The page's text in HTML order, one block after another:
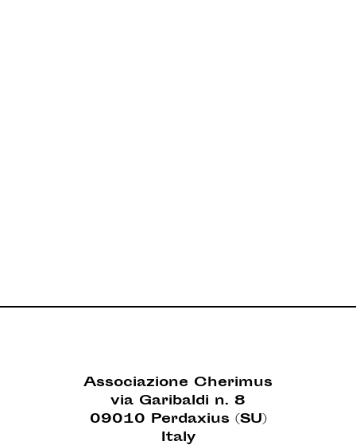
Associazione Cherimus
via Garibaldi n. 8
09010 Perdaxius (SU)
Italy